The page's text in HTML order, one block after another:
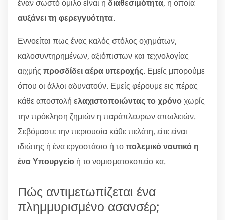
έναν σωστό όμιλο είναι η διαθεσιμότητα, η οποία
αυξάνει τη φερεγγυότητα.
Εννοείται πως ένας καλός στόλος οχημάτων,
καλοσυντηρημένων, αξιόπιστων και τεχνολογίας
αιχμής προσδίδει αέρα υπεροχής. Εμείς μπορούμε
όπου οι άλλοι αδυνατούν. Εμείς φέρουμε εις πέρας
κάθε αποστολή ελαχιστοποιώντας το χρόνοχωρίς
την πρόκληση ζημιών η παράπλευρων απωλειών.
Σεβόμαστε την περιουσία κάθε πελάτη, είτε είναι
ιδιώτης ή ένα εργοστάσιο ή τοπολεμικό ναυτικό η
ένα Υπουργείο ή το νομισματοκοπείο κα.
Πώς αντιμετωπίζεται ένα
πλημμυρισμένο ασανσέρ;